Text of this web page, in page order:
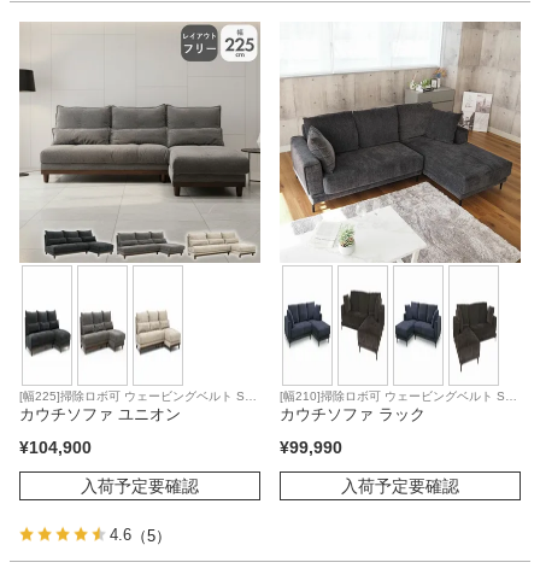
[幅225]掃除ロボ可 ウェービングベルト Sバ
ネ
カウチソファ ユニオン
¥104,900
入荷予定要確認
4.6 （5）
[幅210]掃除ロボ可 ウェービングベルト Sバ
ネ
カウチソファ ラック
¥99,990
入荷予定要確認